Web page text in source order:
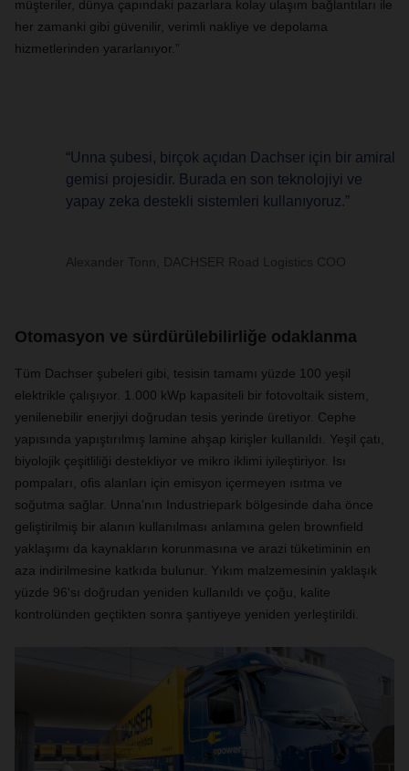
müşteriler, dünya çapındaki pazarlara kolay ulaşım bağlantıları ile
her zamanki gibi güvenilir, verimli nakliye ve depolama
hizmetlerinden yararlanıyor.”
“Unna şubesi, birçok açıdan Dachser için bir amiral
gemisi projesidir. Burada en son teknolojiyi ve
yapay zeka destekli sistemleri kullanıyoruz.”
Alexander Tonn, DACHSER Road Logistics COO
Otomasyon ve sürdürülebilirliğe odaklanma
Tüm Dachser şubeleri gibi, tesisin tamamı yüzde 100 yeşil
elektrikle çalışıyor. 1.000 kWp kapasiteli bir fotovoltaik sistem,
yenilenebilir enerjiyi doğrudan tesis yerinde üretiyor. Cephe
yapısında yapıştırılmış lamine ahşap kirişler kullanıldı. Yeşil çatı,
biyolojik çeşitliliği destekliyor ve mikro iklimi iyileştiriyor. Isı
pompaları, ofis alanları için emisyon içermeyen ısıtma ve
soğutma sağlar. Unna'nın Industriepark bölgesinde daha önce
geliştirilmiş bir alanın kullanılması anlamına gelen brownfield
yaklaşımı da kaynakların korunmasına ve arazi tüketiminin en
aza indirilmesine katkıda bulunur. Yıkım malzemesinin yaklaşık
yüzde 96'sı doğrudan yeniden kullanıldı ve çoğu, kalite
kontrolünden geçtikten sonra şantiyeye yeniden yerleştirildi.